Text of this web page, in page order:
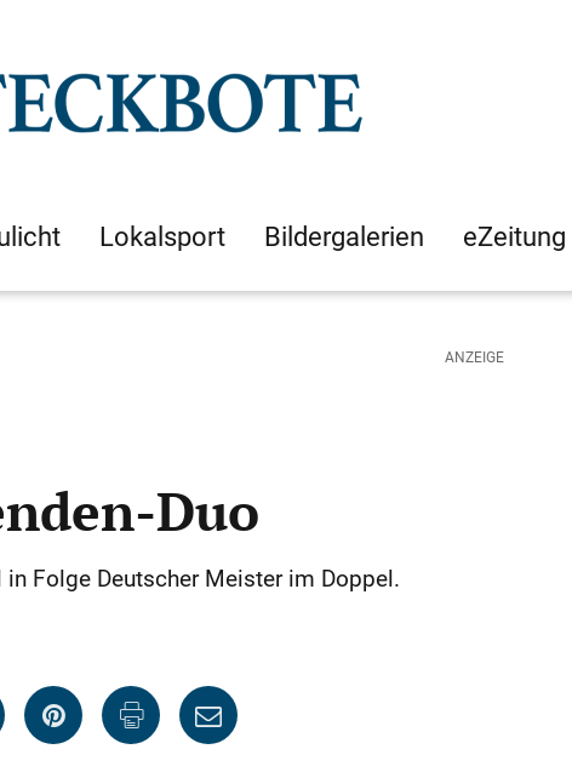
Lokalsport Bildergalerien eZeitung
Duo
Folge Deutscher Meister im Doppel.